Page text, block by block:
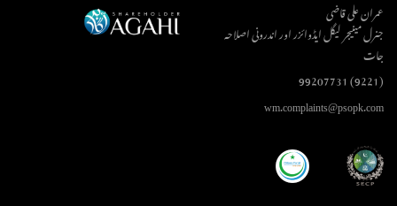
عمران علی قاضی
جنرل مینیجر لیگل ایڈوائزر اور اندرونی اصلاحہ
جات
(9221) 99207731
wm.complaints@psopk.com